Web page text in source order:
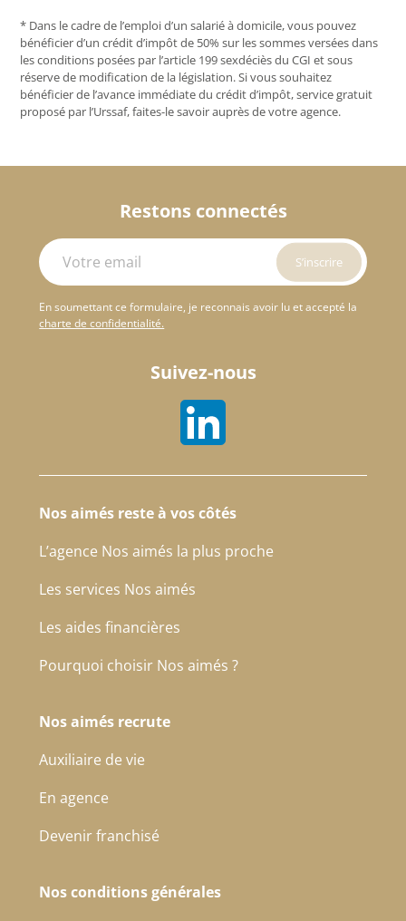
* Dans le cadre de l’emploi d’un salarié à domicile, vous pouvez
bénéficier d’un crédit d’impôt de 50% sur les sommes versées dans
les conditions posées par l’article 199 sexdéciès du CGI et sous
réserve de modification de la législation. Si vous souhaitez
bénéficier de l’avance immédiate du crédit d’impôt, service gratuit
proposé par l’Urssaf, faites-le savoir auprès de votre agence.
Restons connectés
En soumettant ce formulaire, je reconnais avoir lu et accepté la
charte de confidentialité.
Suivez-nous
Nos aimés reste à vos côtés
L’agence Nos aimés la plus proche
Les services Nos aimés
Les aides financières
Pourquoi choisir Nos aimés ?
Nos aimés recrute
Auxiliaire de vie
En agence
Devenir franchisé
Nos conditions générales